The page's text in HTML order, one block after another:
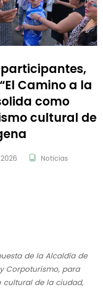
Camino a la
como
cultural de
Noticias
de la Alcaldía de
Corpoturismo, para
cultural de la ciudad,